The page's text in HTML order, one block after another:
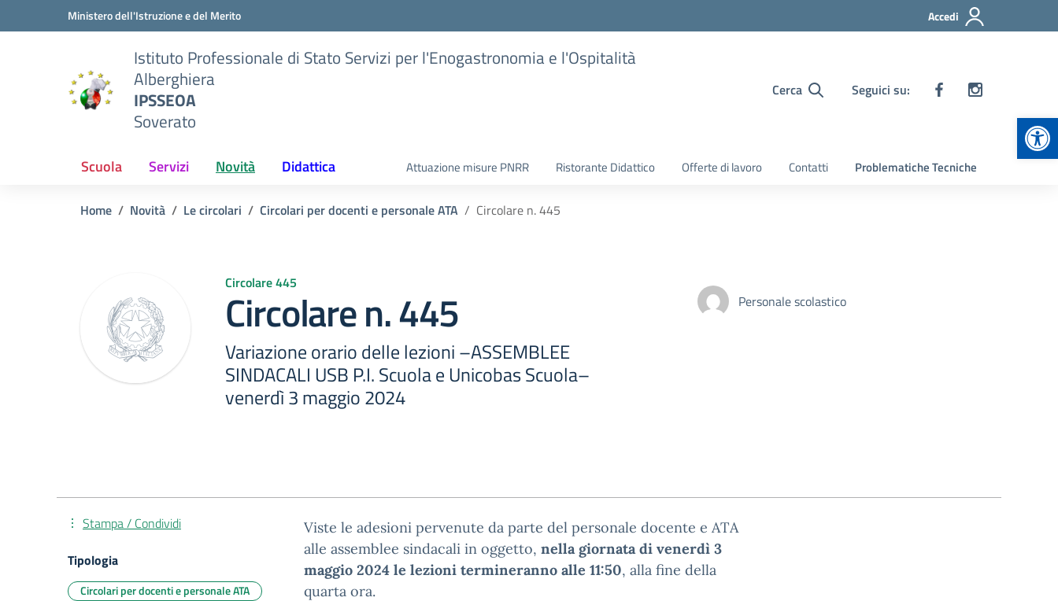
Vai ai contenuti
Vai al menu di navigazioneMinistero dell'Istruzione e del Merito Accedi
Istituto Professionale di Stato Servizi per l'Enogastronomia e l'Ospitalità
Alberghiera
IPSSEOA
Soverato
Cerca Seguici su:
Scuola Servizi Novità Didattica Attuazione misure PNRR Ristorante Didattico Offerte di lavoro Contatti Problematiche Tecniche
Home Novità Le circolari Circolari per docenti e personale ATA Circolare n. 445
Circolare 445
Circolare n. 445
Variazione orario delle lezioni –ASSEMBLEE
SINDACALI USB P.I. Scuola e Unicobas Scuola–
venerdì 3 maggio 2024
Personale scolastico
Viste le adesioni pervenute da parte del personale docente e ATA
alle assemblee sindacali in oggetto, nella giornata di venerdì 3
maggio 2024 le lezioni termineranno alle 11:50, alla fine della
quarta ora.
Stampa / Condividi
Tipologia
Circolari per docenti e personale ATA